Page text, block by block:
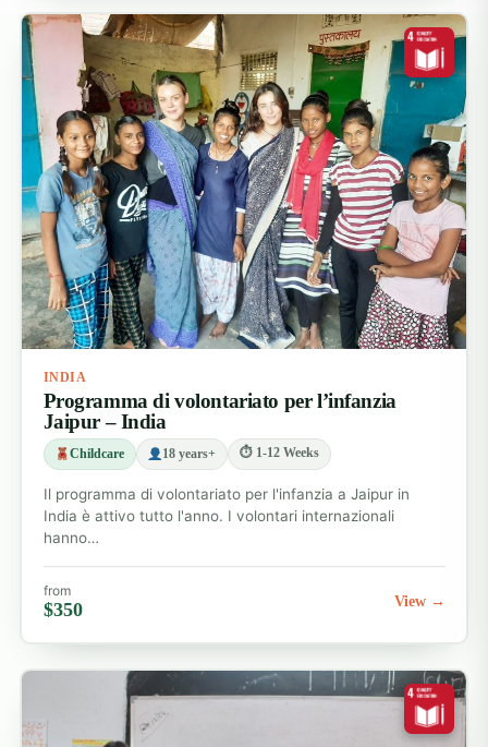
INDIA
Programma di volontariato per l’infanzia
Jaipur – India
Childcare 18 years+ ⏱ 1-12 Weeks
Il programma di volontariato per l'infanzia a Jaipur in
India è attivo tutto l'anno. I volontari internazionali
hanno…
from
$350 View →